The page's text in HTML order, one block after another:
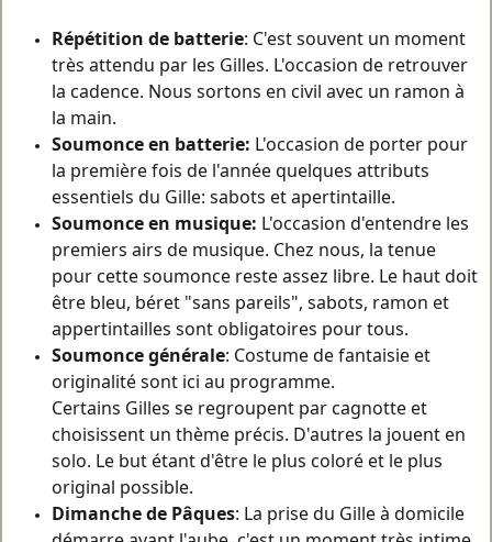
Répétition de batterie: C'est souvent un moment
très attendu par les Gilles. L'occasion de retrouver
la cadence. Nous sortons en civil avec un ramon à
la main.
Soumonce en batterie: L'occasion de porter pour
la première fois de l'année quelques attributs
essentiels du Gille: sabots et apertintaille.
Soumonce en musique: L'occasion d'entendre les
premiers airs de musique. Chez nous, la tenue
pour cette soumonce reste assez libre. Le haut doit
être bleu, béret "sans pareils", sabots, ramon et
appertintailles sont obligatoires pour tous.
Soumonce générale: Costume de fantaisie et
originalité sont ici au programme.
Certains Gilles se regroupent par cagnotte et
choisissent un thème précis. D'autres la jouent en
solo. Le but étant d'être le plus coloré et le plus
original possible.
Dimanche de Pâques: La prise du Gille à domicile